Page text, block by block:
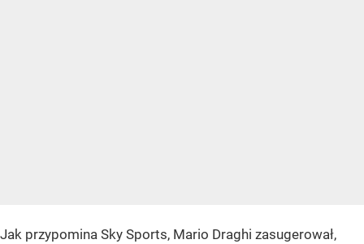
Jak przypomina Sky Sports, Mario Draghi zasugerował,